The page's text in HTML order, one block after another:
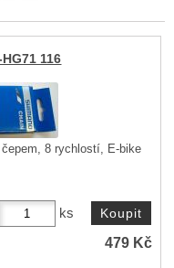
116
8 rychlostí, E-bike
ks
479 Kč